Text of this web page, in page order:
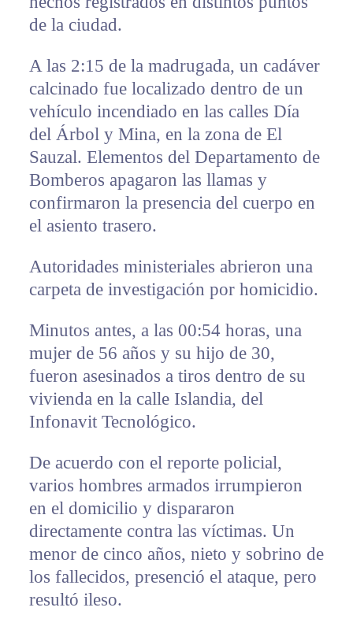
de la ciudad.
A las 2:15 de la madrugada, un cadáver
calcinado fue localizado dentro de un
vehículo incendiado en las calles Día
del Árbol y Mina, en la zona de El
Sauzal. Elementos del Departamento de
Bomberos apagaron las llamas y
confirmaron la presencia del cuerpo en
el asiento trasero.
Autoridades ministeriales abrieron una
carpeta de investigación por homicidio.
Minutos antes, a las 00:54 horas, una
mujer de 56 años y su hijo de 30,
fueron asesinados a tiros dentro de su
vivienda en la calle Islandia, del
Infonavit Tecnológico.
De acuerdo con el reporte policial,
varios hombres armados irrumpieron
en el domicilio y dispararon
directamente contra las víctimas. Un
menor de cinco años, nieto y sobrino de
los fallecidos, presenció el ataque, pero
resultó ileso.